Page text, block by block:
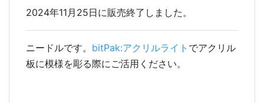
2024年11月25日に販売終了しました。
ニードルです。 bitPak:アクリルライト でアクリル
板に模様を彫る際にご活用ください。